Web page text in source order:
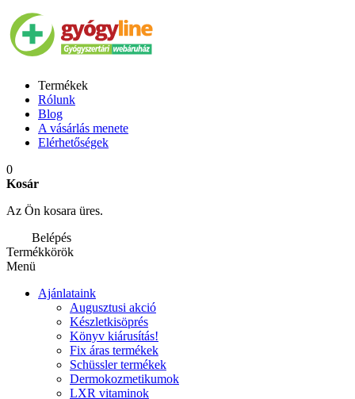
Termékek
Rólunk
Blog
A vásárlás menete
Elérhetőségek
0
Kosár
Az Ön kosara üres.
Belépés
Termékkörök
Menü
Ajánlataink
Augusztusi akció
Készletkisöprés
Könyv kiárusítás!
Fix áras termékek
Schüssler termékek
Dermokozmetikumok
LXR vitaminok